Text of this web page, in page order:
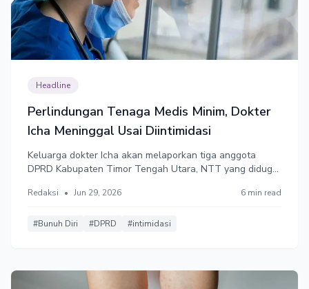
Headline
Perlindungan Tenaga Medis Minim, Dokter
Icha Meninggal Usai Diintimidasi
Keluarga dokter Icha akan melaporkan tiga anggota
DPRD Kabupaten Timor Tengah Utara, NTT yang diduga
pembentukan peraturan perundang-undangan untuk
bertugas.
Redaksi • Jun 29, 2026 6 min read
#Bunuh Diri #DPRD #intimidasi